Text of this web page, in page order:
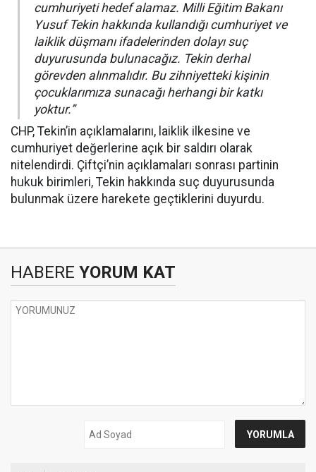
cumhuriyeti hedef alamaz. Milli Eğitim Bakanı
Yusuf Tekin hakkında kullandığı cumhuriyet ve
laiklik düşmanı ifadelerinden dolayı suç
duyurusunda bulunacağız. Tekin derhal
görevden alınmalıdır. Bu zihniyetteki kişinin
çocuklarımıza sunacağı herhangi bir katkı
yoktur.”
CHP, Tekin’in açıklamalarını, laiklik ilkesine ve
cumhuriyet değerlerine açık bir saldırı olarak
nitelendirdi. Çiftçi’nin açıklamaları sonrası partinin
hukuk birimleri, Tekin hakkında suç duyurusunda
bulunmak üzere harekete geçtiklerini duyurdu.
HABERE YORUM KAT